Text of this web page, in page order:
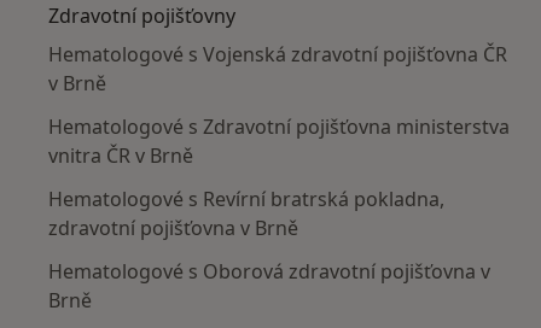
Zdravotní pojišťovny
Hematologové s Vojenská zdravotní pojišťovna ČR
v Brně
Hematologové s Zdravotní pojišťovna ministerstva
vnitra ČR v Brně
Hematologové s Revírní bratrská pokladna,
zdravotní pojišťovna v Brně
Hematologové s Oborová zdravotní pojišťovna v
Brně